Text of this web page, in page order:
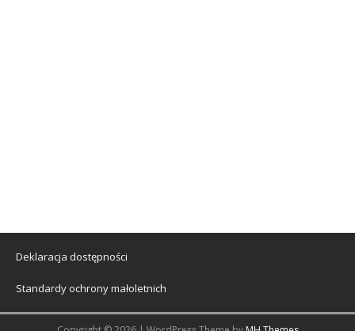
Deklaracja dostępności
Standardy ochrony małoletnich